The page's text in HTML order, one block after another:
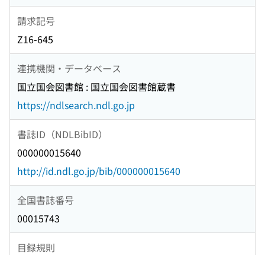
請求記号
Z16-645
連携機関・データベース
国立国会図書館 : 国立国会図書館蔵書
https://ndlsearch.ndl.go.jp
書誌ID（NDLBibID）
000000015640
http://id.ndl.go.jp/bib/000000015640
全国書誌番号
00015743
目録規則